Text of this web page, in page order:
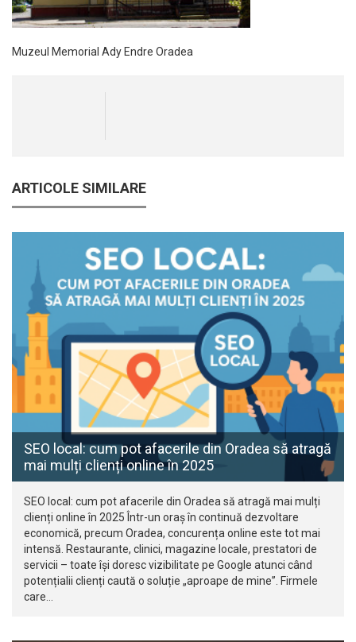
Muzeul Memorial Ady Endre Oradea
ARTICOLE SIMILARE
SEO local: cum pot afacerile din Oradea să atragă
mai mulți clienți online în 2025
SEO local: cum pot afacerile din Oradea să atragă mai mulți
clienți online în 2025 Într-un oraș în continuă dezvoltare
economică, precum Oradea, concurența online este tot mai
intensă. Restaurante, clinici, magazine locale, prestatori de
servicii – toate își doresc vizibilitate pe Google atunci când
potențialii clienți caută o soluție „aproape de mine”. Firmele
care…